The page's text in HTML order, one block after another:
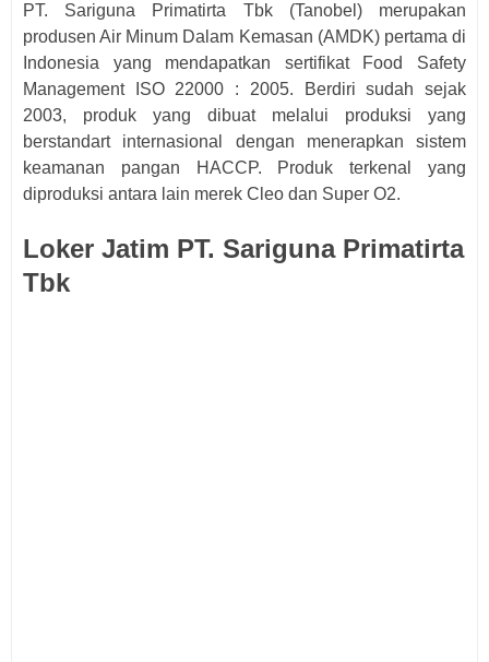
PT. Sariguna Primatirta Tbk (Tanobel) merupakan
produsen Air Minum Dalam Kemasan (AMDK) pertama di
Indonesia yang mendapatkan sertifikat Food Safety
Management ISO 22000 : 2005. Berdiri sudah sejak
2003, produk yang dibuat melalui produksi yang
berstandart internasional dengan menerapkan sistem
keamanan pangan HACCP. Produk terkenal yang
diproduksi antara lain merek Cleo dan Super O2.
Loker Jatim PT. Sariguna Primatirta
Tbk